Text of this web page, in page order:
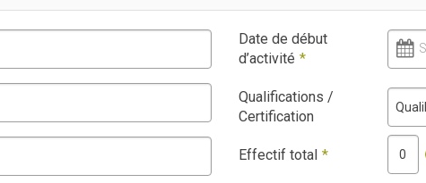
Date de début
d’activité *
Qualifications /
Certification
Effectif total *